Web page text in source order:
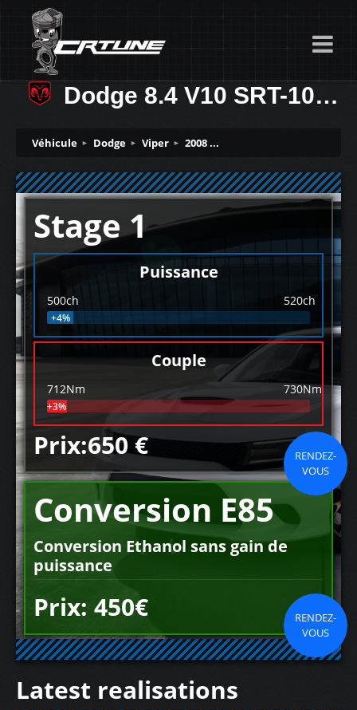
Dodge 8.4 V10 SRT-10 500ch
Véhicule Dodge Viper 2008 ...
Stage 1
Puissance
500ch 520ch
+4%
Couple
712Nm 730Nm
+3%
Prix:650 €
RENDEZ-
VOUS
Conversion E85
Conversion Ethanol sans gain de
puissance
Prix: 450€
RENDEZ-
VOUS
Latest realisations